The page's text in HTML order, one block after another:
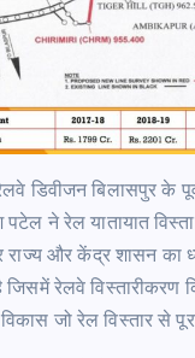
डिवीजन बिलासपुर के
पटेल ने रेल यातायात
राज्य और केंद्र शासन का
रेलवे विस्तारीकरण
जो रेल विस्तार से